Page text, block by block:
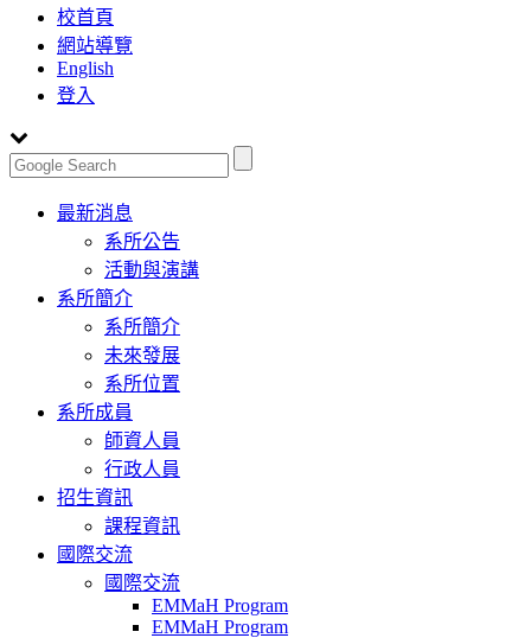
校首頁
網站導覽
English
登入
Toggle
navigation
最新消息
系所公告
活動與演講
系所簡介
系所簡介
未來發展
系所位置
系所成員
師資人員
行政人員
招生資訊
課程資訊
國際交流
國際交流
EMMaH Program
EMMaH Program